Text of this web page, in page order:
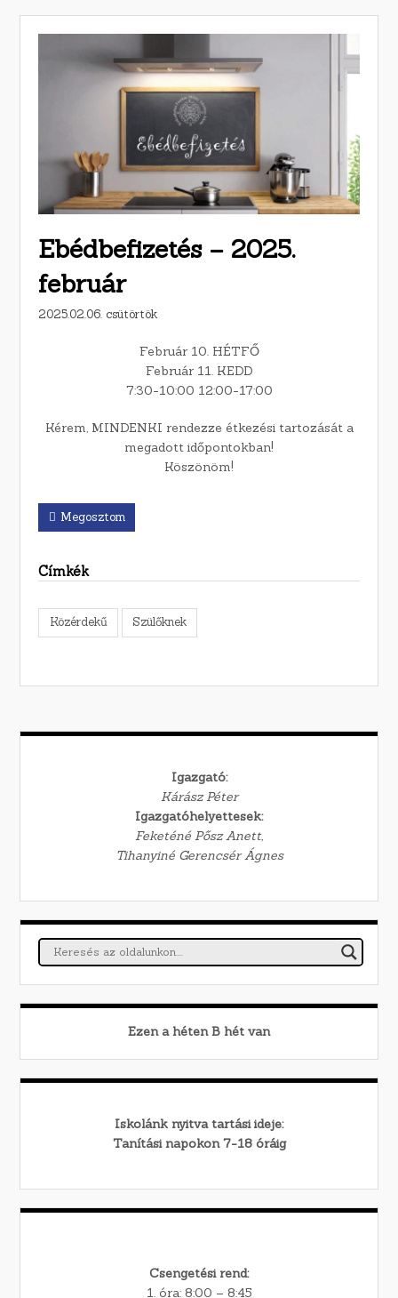
Ebédbefizetés – 2025.
február
2025.02.06. csütörtök
Február 10. HÉTFŐ
Február 11. KEDD
7:30-10:00 12:00-17:00
Kérem, MINDENKI rendezze étkezési tartozását a
megadott időpontokban!
Köszönöm!
Megosztom
Címkék
Közérdekű Szülőknek
Igazgató:
Kárász Péter
Igazgatóhelyettesek:
Feketéné Pősz Anett,
Tihanyiné Gerencsér Ágnes
Ezen a héten B hét van
Iskolánk nyitva tartási ideje:
Tanítási napokon 7-18 óráig
Csengetési rend:
1. óra: 8:00 – 8:45